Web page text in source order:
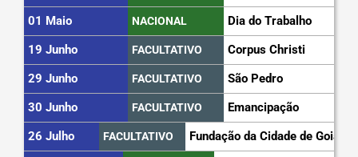
01 Maio
NACIONAL
Dia do Trabalho
19 Junho
FACULTATIVO
Corpus Christi
29 Junho
FACULTATIVO
São Pedro
30 Junho
FACULTATIVO
Emancipação
26 Julho
FACULTATIVO
Fundação da Cidade de Goiás